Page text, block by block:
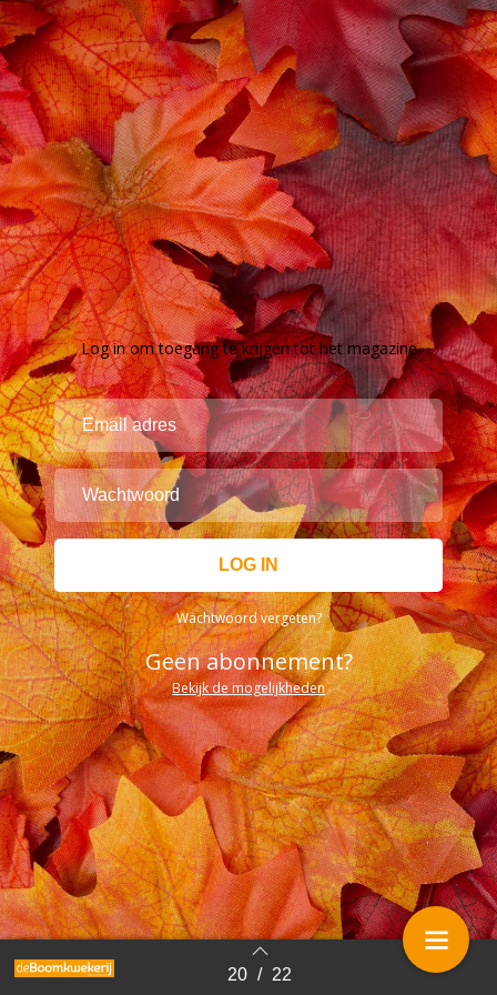
Terug naar overzicht 20 / 22
Log in om toegang te krijgen tot het magazine
Wachtwoord vergeten?
Geen abonnement?
Bekijk de mogelijkheden